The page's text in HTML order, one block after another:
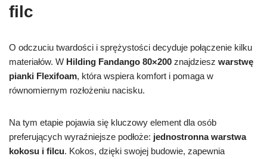
filc
O odczuciu twardości i sprężystości decyduje połączenie kilku
materiałów. W Hilding Fandango 80×200 znajdziesz warstwę
pianki Flexifoam, która wspiera komfort i pomaga w
równomiernym rozłożeniu nacisku.
Na tym etapie pojawia się kluczowy element dla osób
preferujących wyraźniejsze podłoże: jednostronna warstwa
kokosu i filcu. Kokos, dzięki swojej budowie, zapewnia